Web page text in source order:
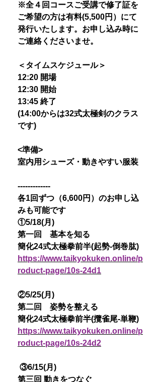
※全４回コースご受講で修了証を
ご希望の方は有料(5,500円）にて
発行いたします。お申し込み時に
ご連絡くださいませ。
＜タイムスケジュール＞
12:20 開場
12:30 開始
13:45 終了
(14:00からは32式太極剣のクラス
です)
<準備>
室内用シューズ・動きやすい服装
-------------
各1回ずつ（6,600円）のお申し込
みも可能です
①5/18(月)
第一回 基本を知る
簡化24式太極拳前半(起勢-倒巻肱)
https://www.taikyokuken.online/p
roduct-page/10s-24d1
②5/25(月)
第二回 姿勢を整える
簡化24式太極拳前半(攬雀尾-単鞭)
https://www.taikyokuken.online/p
roduct-page/10s-24d2
③6/15(月)
第三回 動きをつなぐ